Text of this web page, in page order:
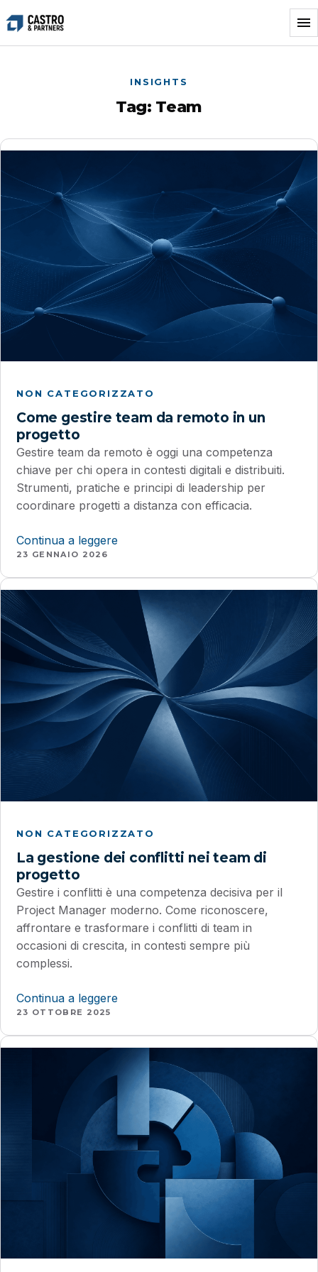
al
INSIGHTS
Tag: Team
NON CATEGORIZZATO
Come gestire team da remoto in un
progetto
Gestire team da remoto è oggi una competenza
chiave per chi opera in contesti digitali e distribuiti.
Strumenti, pratiche e principi di leadership per
coordinare progetti a distanza con efficacia.
Continua a leggere
23 GENNAIO 2026
NON CATEGORIZZATO
La gestione dei conflitti nei team di
progetto
Gestire i conflitti è una competenza decisiva per il
Project Manager moderno. Come riconoscere,
affrontare e trasformare i conflitti di team in
occasioni di crescita, in contesti sempre più
complessi.
Continua a leggere
23 OTTOBRE 2025